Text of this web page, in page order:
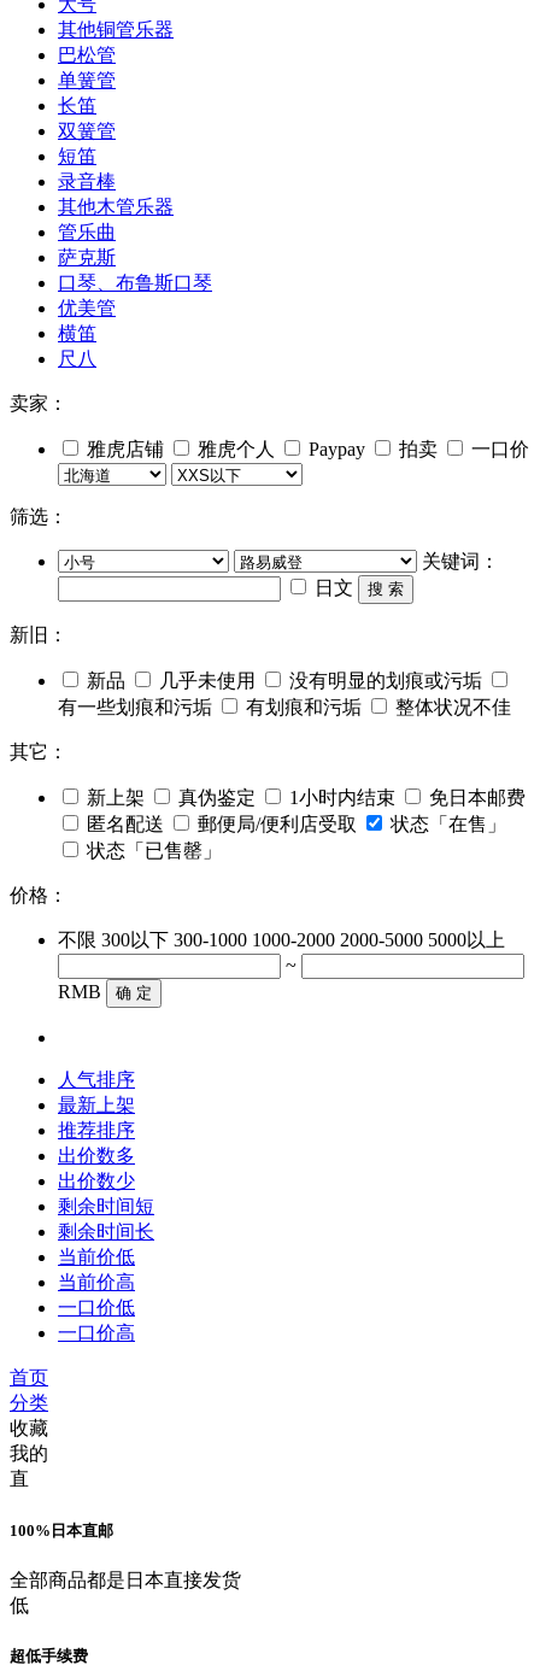
大号
其他铜管乐器
巴松管
单簧管
长笛
双簧管
短笛
录音棒
其他木管乐器
管乐曲
萨克斯
口琴、布鲁斯口琴
优美管
横笛
尺八
卖家：
雅虎店铺 雅虎个人 Paypay 拍卖 一口价
筛选：
关键词：
日文
搜 索
新旧：
新品 几乎未使用
没有明显的划痕或污垢
有一些划痕和污垢
有划痕和污垢 整体状况不佳
其它：
新上架 真伪鉴定 1小时内结束
免日本邮费
匿名配送
郵便局/便利店受取
状态「在售」
状态「已售罄」
价格：
不限 300以下 300-1000 1000-2000 2000-5000 5000以上
~
RMB
确 定
人气排序
最新上架
推荐排序
出价数多
出价数少
剩余时间短
剩余时间长
当前价低
当前价高
一口价低
一口价高
首页
分类
收藏
我的
直
100%日本直邮
全部商品都是日本直接发货
低
超低手续费